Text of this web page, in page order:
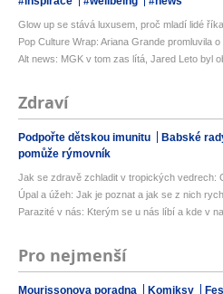
Glow up se stává luxusem, proč mladí lidé
Pop Culture Wrap: Ariana Grande promluvila
Alt news: MGK v tom zas lítá, Jared Leto byl
Zdraví
Podpořte dětskou imunitu Babské
pomůže rýmovník
Jak se zdravě zchladit v tropických vedrech:
Úpal a úžeh: Jak je poznat a jak se z nich
Parazité v nás: Kterým se u nás líbí a kde v
Pro nejmenší
Mourissonova poradna Komiksy